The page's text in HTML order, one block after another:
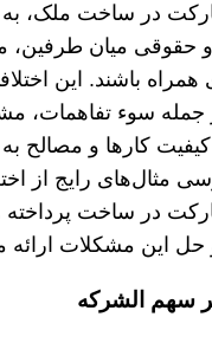
در ساخت ملک، به
و حقوقی میان
همراه باشند. این
جمله سوء تفاهمات،
کارها و مصالح به
مثال‌های رایج از
در ساخت پرداخته
حل این مشکلات ارائه
سهم الشرکه